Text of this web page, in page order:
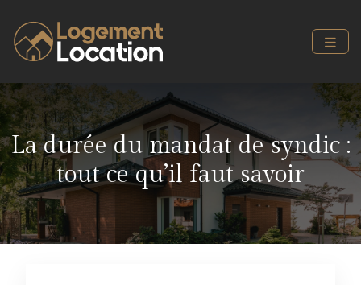
La durée du mandat de syndic :
tout ce qu’il faut savoir